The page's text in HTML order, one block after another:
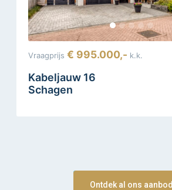
Vraagprijs € 995.000,- k.k.
Kabeljauw 16
Schagen
Ontdek al ons aanbod